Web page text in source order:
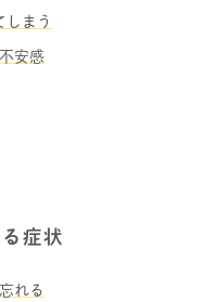
しまう
安感
症状
れる